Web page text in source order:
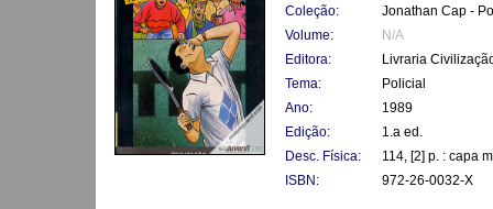
Coleção:
Jonathan Cap -
Volume:
N/A
Editora:
Livraria
Tema:
Policial
Ano:
1989
Edição:
1.a ed.
Desc. Física:
114, [2] p. : capa
ISBN:
972-26-0032-X